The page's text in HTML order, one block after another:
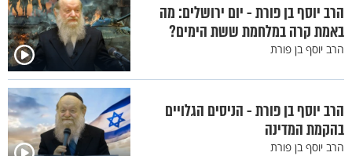
הרב יוסף בן פורת - יום ירושלים: מה
באמת קרה במלחמת ששת הימים?
הרב יוסף בן פורת
הרב יוסף בן פורת - הניסים הגלויים
בהקמת המדינה
הרב יוסף בן פורת